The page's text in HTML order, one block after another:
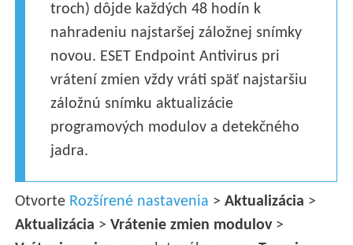
troch) dôjde každých 48 hodín k
nahradeniu najstaršej záložnej snímky
novou. ESET Endpoint Antivirus pri
vrátení zmien vždy vráti späť najstaršiu
záložnú snímku aktualizácie
programových modulov a detekčného
jadra.
Otvorte Rozšírené nastavenia >Aktualizácia >
Aktualizácia >Vrátenie zmien modulov>